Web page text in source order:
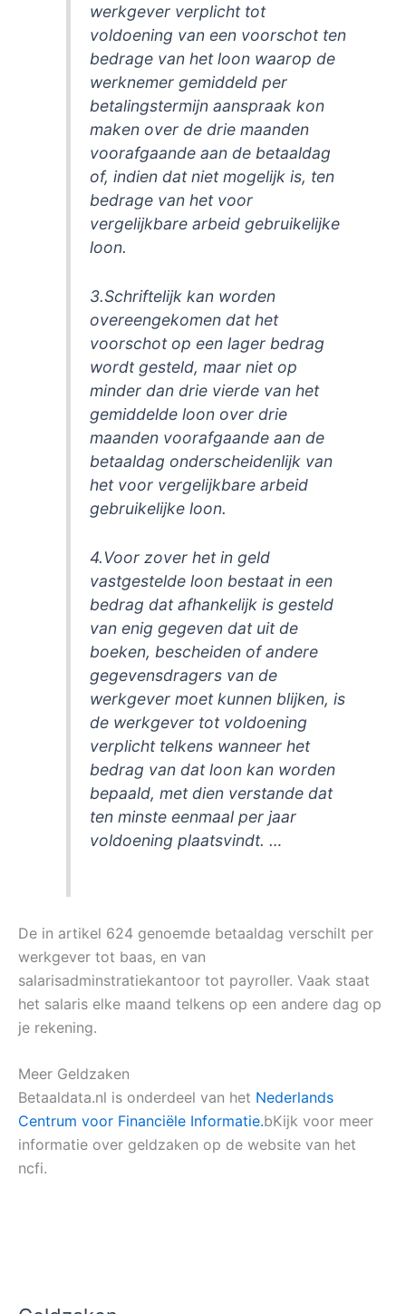
werkgever verplicht tot
voldoening van een voorschot ten
bedrage van het loon waarop de
werknemer gemiddeld per
betalingstermijn aanspraak kon
maken over de drie maanden
voorafgaande aan de betaaldag
of, indien dat niet mogelijk is, ten
bedrage van het voor
vergelijkbare arbeid gebruikelijke
loon.
3.Schriftelijk kan worden
overeengekomen dat het
voorschot op een lager bedrag
wordt gesteld, maar niet op
minder dan drie vierde van het
gemiddelde loon over drie
maanden voorafgaande aan de
betaaldag onderscheidenlijk van
het voor vergelijkbare arbeid
gebruikelijke loon.
4.Voor zover het in geld
vastgestelde loon bestaat in een
bedrag dat afhankelijk is gesteld
van enig gegeven dat uit de
boeken, bescheiden of andere
gegevensdragers van de
werkgever moet kunnen blijken, is
de werkgever tot voldoening
verplicht telkens wanneer het
bedrag van dat loon kan worden
bepaald, met dien verstande dat
ten minste eenmaal per jaar
voldoening plaatsvindt. …
De in artikel 624 genoemde betaaldag verschilt per
werkgever tot baas, en van
salarisadminstratiekantoor tot payroller. Vaak staat
het salaris elke maand telkens op een andere dag op
je rekening.
Meer Geldzaken
Betaaldata.nl is onderdeel van het Nederlands
Centrum voor Financiële Informatie.bKijk voor meer
informatie over geldzaken op de website van het
ncfi.